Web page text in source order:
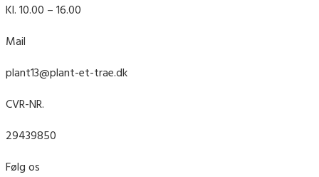
Kl. 10.00 – 16.00
Mail
plant13@plant-et-trae.dk
CVR-NR.
29439850
Følg os